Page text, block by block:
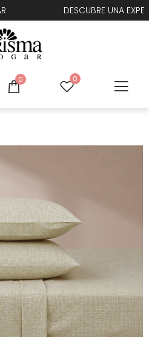
DE CONFORT INCREÍBLE
0 0